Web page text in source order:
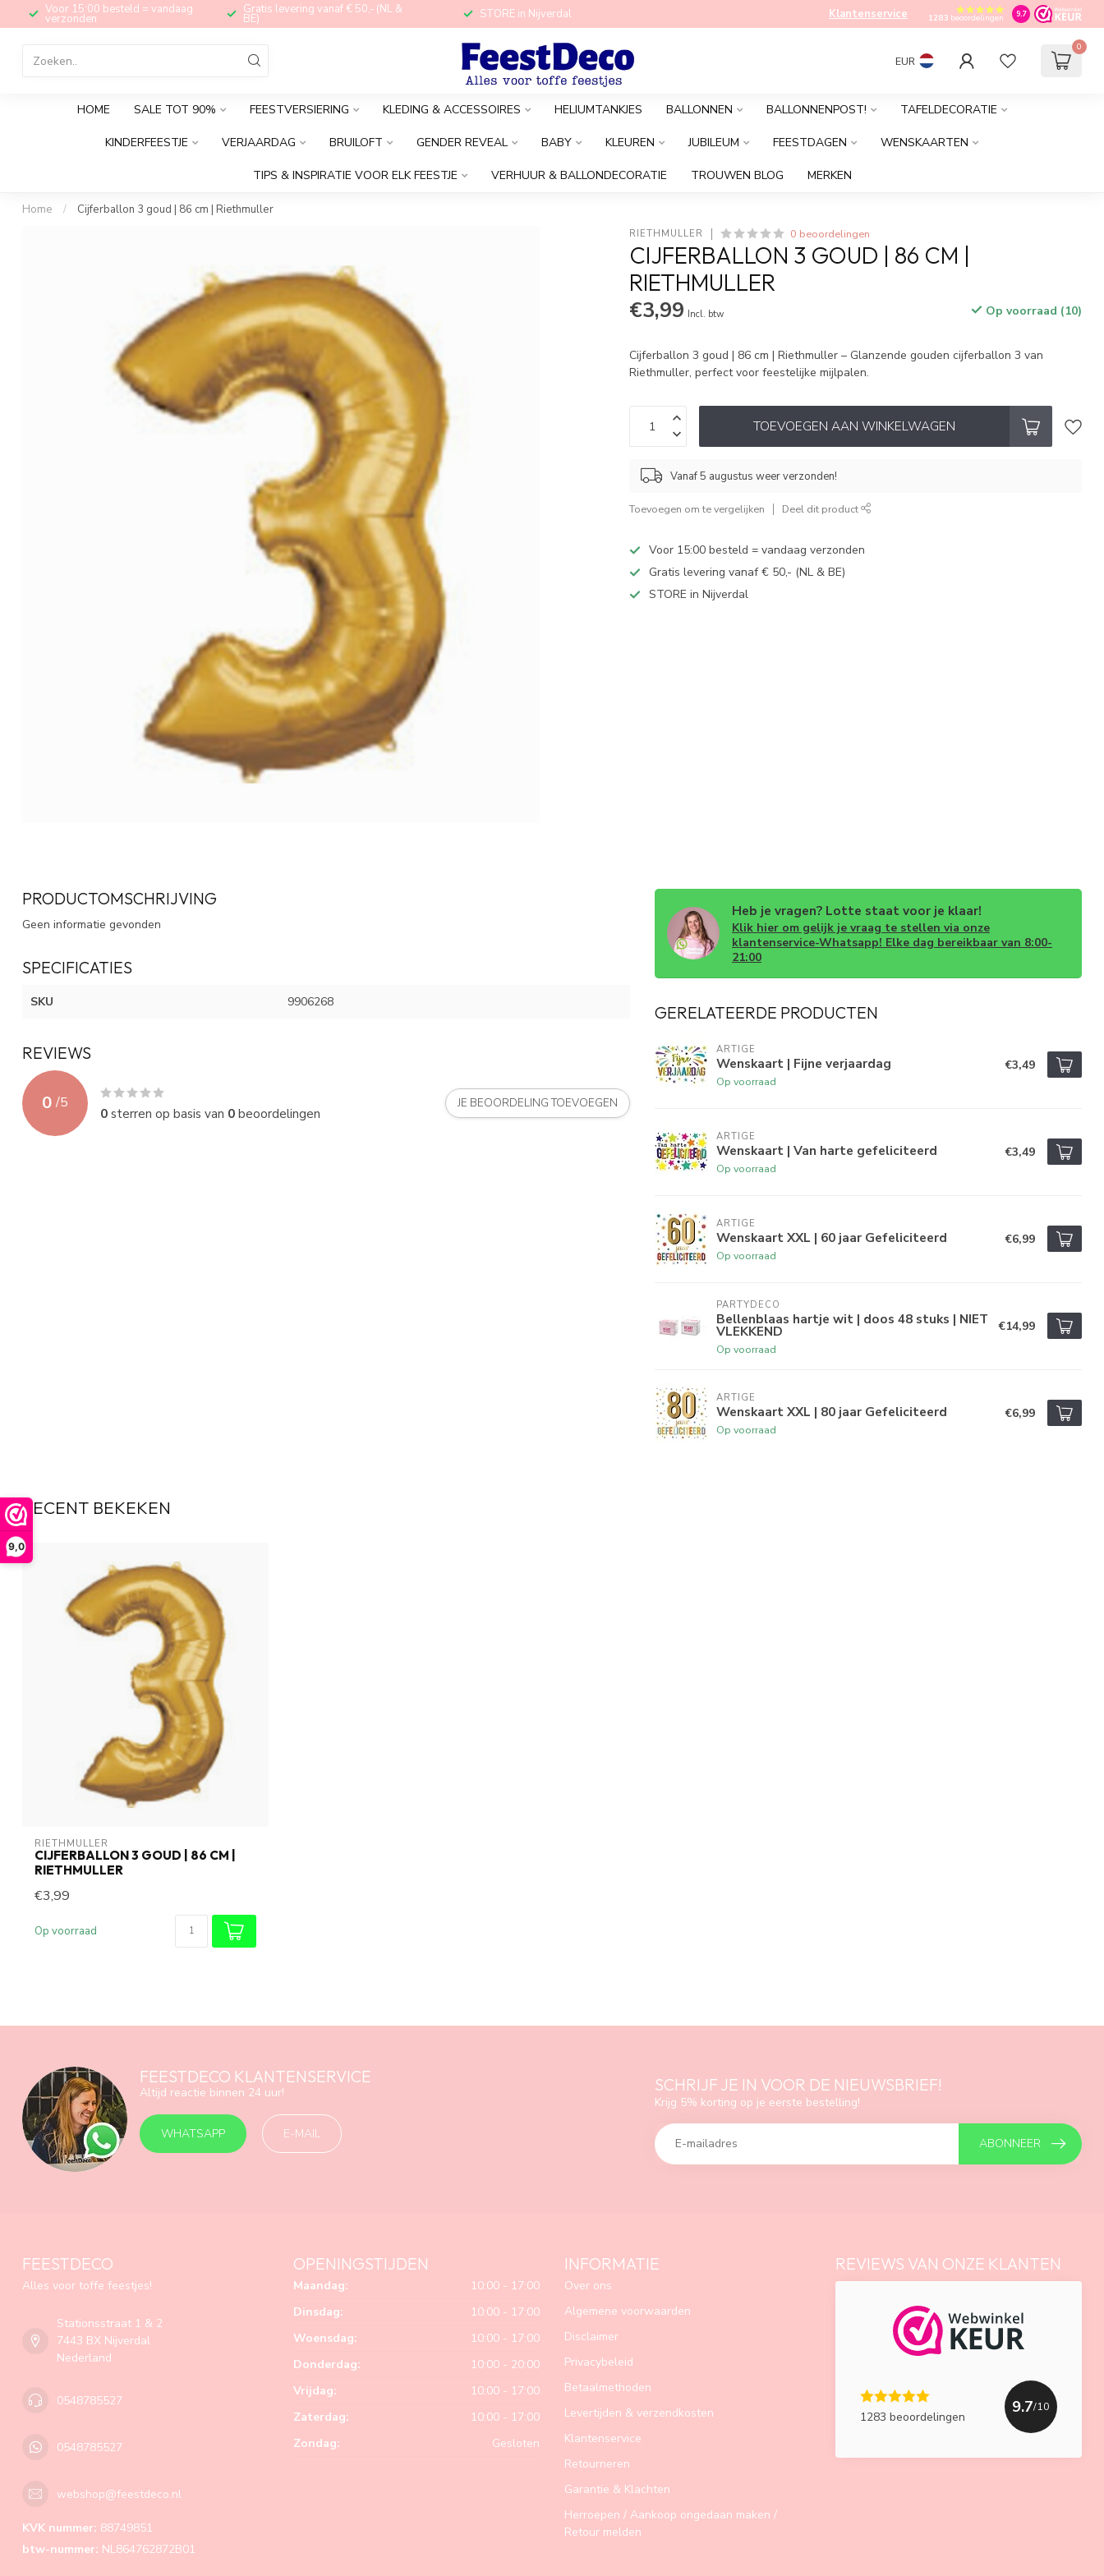
9,0
Voor 15:00 besteld = vandaag
verzonden
Gratis levering vanaf € 50,- (NL &
BE) STORE in Nijverdal Klantenservice 1283beoordelingen 9.7
EUR
0
HOME SALE TOT 90% FEESTVERSIERING KLEDING & ACCESSOIRES HELIUMTANKJES BALLONNEN BALLONNENPOST! TAFELDECORATIE
KINDERFEESTJE VERJAARDAG BRUILOFT GENDER REVEAL BABY KLEUREN JUBILEUM FEESTDAGEN WENSKAARTEN
TIPS & INSPIRATIE VOOR ELK FEESTJE VERHUUR & BALLONDECORATIE TROUWEN BLOG MERKEN
Home / Cijferballon 3 goud | 86 cm | Riethmuller
RIETHMÜLLER 0 beoordelingen
CIJFERBALLON 3 GOUD | 86 CM |
RIETHMULLER
€3,99 Incl. btw Op voorraad (10)
Cijferballon 3 goud | 86 cm | Riethmuller – Glanzende gouden cijferballon 3 van
Riethmuller, perfect voor feestelijke mijlpalen.
TOEVOEGEN AAN WINKELWAGEN
Vanaf 5 augustus weer verzonden!
Toevoegen om te vergelijken Deel dit product
Voor 15:00 besteld = vandaag verzonden
Gratis levering vanaf € 50,- (NL & BE)
STORE in Nijverdal
PRODUCTOMSCHRIJVING
Geen informatie gevonden
SPECIFICATIES
SKU 9906268
REVIEWS
0 /5
0sterren op basis van 0beoordelingen
JE BEOORDELING TOEVOEGEN
Heb je vragen? Lotte staat voor je klaar!
Klik hier om gelijk je vraag te stellen via onze
klantenservice-Whatsapp! Elke dag bereikbaar van 8:00-
21:00
GERELATEERDE PRODUCTEN
ARTIGE
Wenskaart | Fijne verjaardag
Op voorraad
€3,49
ARTIGE
Wenskaart | Van harte gefeliciteerd
Op voorraad
€3,49
ARTIGE
Wenskaart XXL | 60 jaar Gefeliciteerd
Op voorraad
€6,99
PARTYDECO
Bellenblaas hartje wit | doos 48 stuks | NIET
VLEKKEND
Op voorraad
€14,99
ARTIGE
Wenskaart XXL | 80 jaar Gefeliciteerd
Op voorraad
€6,99
RECENT BEKEKEN
RIETHMÜLLER
CIJFERBALLON 3 GOUD | 86 CM |
RIETHMULLER
€3,99
Op voorraad
FEESTDECO KLANTENSERVICE
Altijd reactie binnen 24 uur!
WHATSAPP E-MAIL
SCHRIJF JE IN VOOR DE NIEUWSBRIEF!
Krijg 5% korting op je eerste bestelling!
ABONNEER
FEESTDECO
Alles voor toffe feestjes!
Stationsstraat 1 & 2
7443 BX Nijverdal
Nederland
0548785527
0548785527
webshop@feestdeco.nl
KVK nummer: 88749851
btw-nummer: NL864762872B01
OPENINGSTIJDEN
Maandag:
10:00 - 17:00
Dinsdag:
10:00 - 17:00
Woensdag:
10:00 - 17:00
Donderdag:
10:00 - 20:00
Vrijdag:
10:00 - 17:00
Zaterdag:
10:00 - 17:00
Zondag:
Gesloten
INFORMATIE
Over ons
Algemene voorwaarden
Disclaimer
Privacybeleid
Betaalmethoden
Levertijden & verzendkosten
Klantenservice
Retourneren
Garantie & Klachten
Herroepen / Aankoop ongedaan maken /
Retour melden
REVIEWS VAN ONZE KLANTEN
1283 beoordelingen
9.7/10